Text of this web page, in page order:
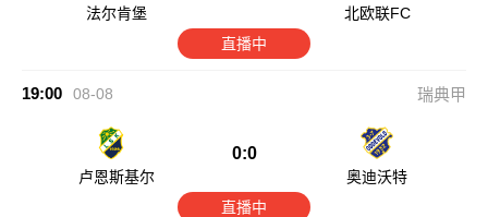
法尔肯堡
北欧联FC
直播中
19:00 08-08 瑞典甲
卢恩斯基尔
0:0
奥迪沃特
直播中